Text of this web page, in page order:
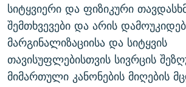
სიტყვიერი და ფიზიკური
შემთხვევები და არის
მარგინალიზაციისა და სიტყვის
თავისუფლებისთვის სივრცის
მიმართული კანონების მიღების